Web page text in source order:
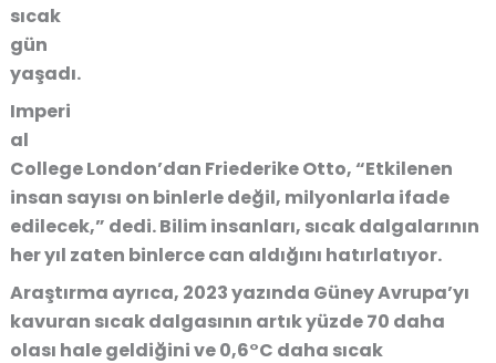
sıcak
gün
yaşadı.
Imperi
al
College London’dan Friederike Otto, “Etkilenen
insan sayısı on binlerle değil, milyonlarla ifade
edilecek,” dedi. Bilim insanları, sıcak dalgalarının
her yıl zaten binlerce can aldığını hatırlatıyor.
Araştırma ayrıca, 2023 yazında Güney Avrupa’yı
kavuran sıcak dalgasının artık yüzde 70 daha
olası hale geldiğini ve 0,6°C daha sıcak